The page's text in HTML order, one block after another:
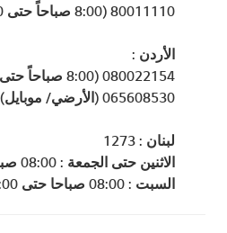
80011110 (8:00 صباحاً حتى 5:00 مساءاً)
الأردن :
080022154 (8:00 صباحاً حتى 6:00 مساءاً)
065608530 (الأرضي/ موبايل)
لبنان : 1273
الاثنين حتى الجمعة : 08:00 صباحا حتى 05:00 مساءا
السبت : 08:00 صباحا حتى 12:00 ظهرا